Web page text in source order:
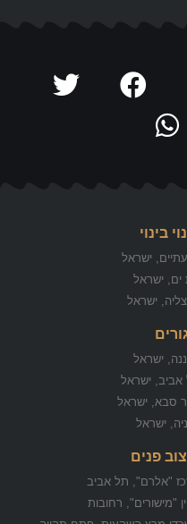
בינוי
ישראל
ים, ישראל
ישראל
ישראל
אביב, ישראל
סבא, ישראל
ישראל
פנים
"אלרם", תל אביב
"מישורים", רחובות